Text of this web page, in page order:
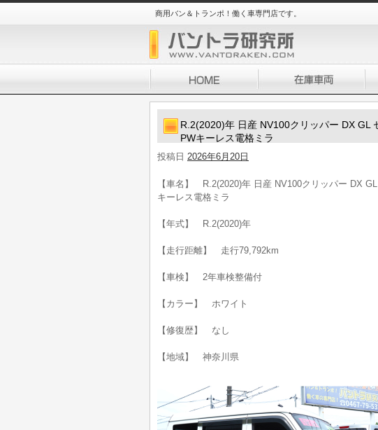
商用バン＆トランポ！働く車専門店です。
R.2(2020)年 日産 NV100クリッパー DX GL
PWキーレス電格ミラ
投稿日 2026年6月20日
【車名】 R.2(2020)年 日産 NV100クリッパー DX
キーレス電格ミラ
【年式】 R.2(2020)年
【走行距離】 走行79,792km
【車検】 2年車検整備付
【カラー】 ホワイト
【修復歴】 なし
【地域】 神奈川県